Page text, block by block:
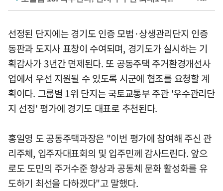
선정된 단지에는 경기도 인증 모범·상생관리단지 인증
동판과 도지사 표창이 수여되며, 경기도가 실시하는 기
획감사가 3년간 면제된다. 또 공동주택 주거환경개선사
업에서 우선 지원될 수 있도록 시군에 협조를 요청할 계
획이다. 그룹별 1위 단지는 국토교통부 주관 '우수관리단
지 선정' 평가에 경기도 대표로 추천된다.
홍일영 도 공동주택과장은 "이번 평가에 참여해 주신 관
리주체, 입주자대표회의 및 입주민께 감사드린다. 앞으
로도 도민의 주거수준 향상과 공동체 문화 활성화를 유
도하기 최선을 다하겠다"고 말했다.